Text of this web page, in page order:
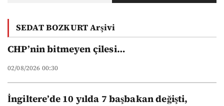
üniversitelerinin
yeni düzeni
gerçek haksız
SEDAT BOZKURT Arşivi
CHP’nin bitmeyen çilesi…
02/08/2026 00:30
İngiltere’de 10 yılda 7 başbakan değişti,